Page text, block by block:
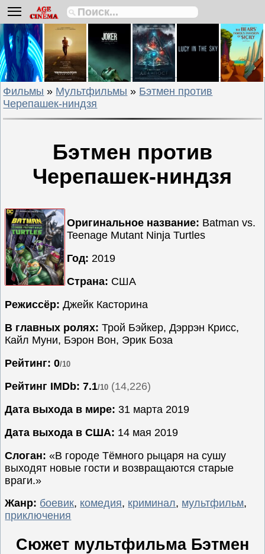
Биографии
Боевики
Вестерны
Военные
Детективы
Драмы
Мелодрамы
Мюзиклы
Приключения
Русские
фильмы
Семейные
Сериалы
Триллеры
Фэнтези
Ожидаемые
кино
Фильмы » Мультфильмы » Бэтмен против
Черепашек-ниндзя
Бэтмен против
Черепашек-ниндзя
Оригинальное название: Batman vs.
Teenage Mutant Ninja Turtles
Год: 2019
Страна: США
Режиссёр: Джейк Касторина
В главных ролях: Трой Бэйкер, Дэррэн Крисс,
Кайл Муни, Бэрон Вон, Эрик Боза
Рейтинг: 0/10
Рейтинг IMDb: 7.1/10 (14,226)
Дата выхода в мире: 31 марта 2019
Дата выхода в США: 14 мая 2019
Слоган: «В городе Тёмного рыцаря на сушу
выходят новые гости и возвращаются старые
враги.»
Жанр: боевик, комедия, криминал, мультфильм,
приключения
Сюжет мультфильма Бэтмен